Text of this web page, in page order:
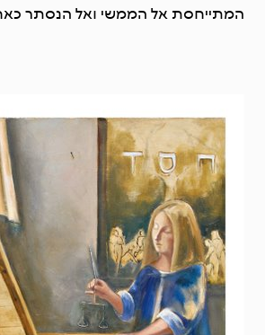
המתייחסת אל הממשי ואל הנסתר